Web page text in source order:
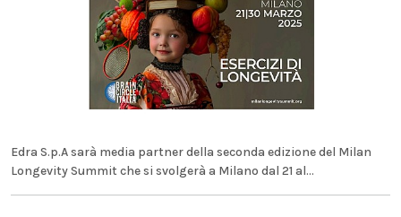
Edra S.p.A sarà media partner della seconda edizione del Milan
Longevity Summit che si svolgerà a Milano dal 21 al...